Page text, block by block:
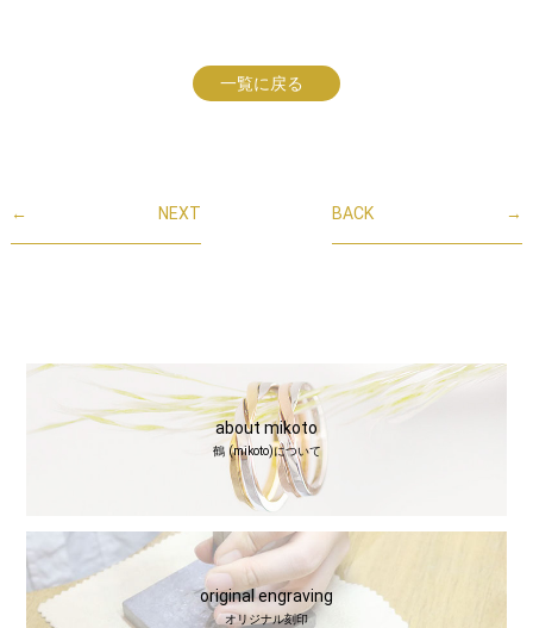
一覧に戻る
← NEXT →
BACK
about mikoto
鶴 (mikoto)について
original engraving
オリジナル刻印